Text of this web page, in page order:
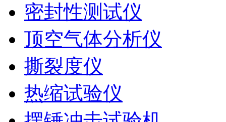
密封性测试仪
顶空气体分析仪
撕裂度仪
热缩试验仪